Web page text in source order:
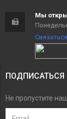
Мы
ПОДПИСАТЬСЯ
Не пропустите